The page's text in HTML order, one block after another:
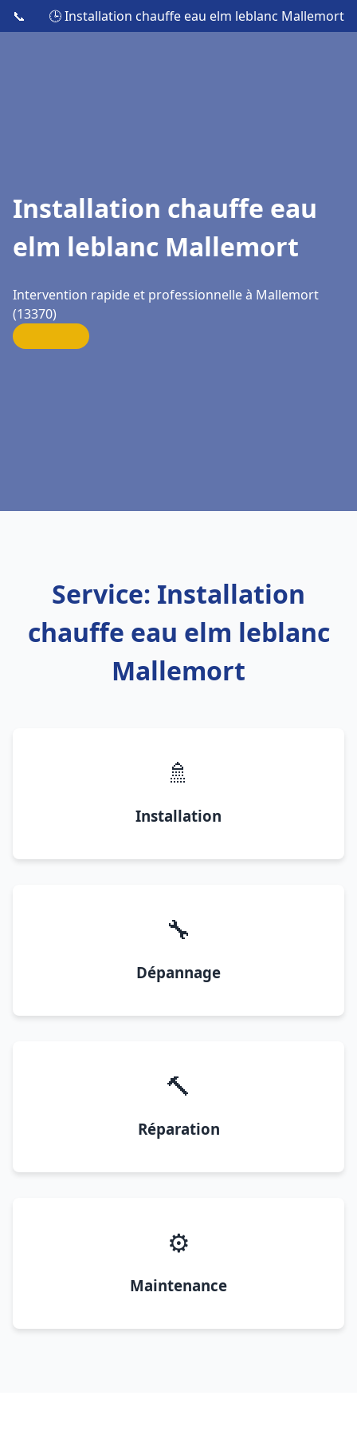
📞 🕒 Installation chauffe eau elm leblanc Mallemort
Installation chauffe eau
elm leblanc Mallemort
Intervention rapide et professionnelle à Mallemort
(13370)
Service: Installation
chauffe eau elm leblanc
Mallemort
🚿
Installation
🔧
Dépannage
🔨
Réparation
⚙️
Maintenance